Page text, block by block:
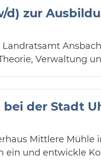
d) zur
Verwaltung
bei der Stadt
Mittlere
ein und entwickle